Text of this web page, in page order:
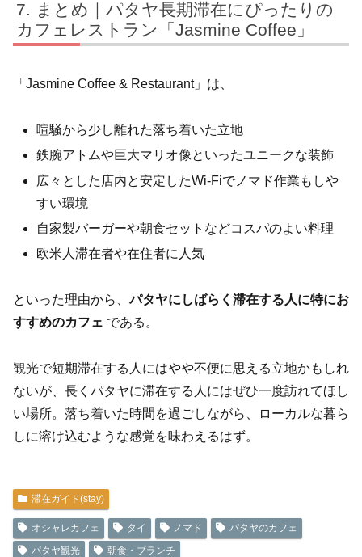
まとめ｜パタヤ長期滞在にぴったりの
カフェレストラン「Jasmine Coffee」
「Jasmine Coffee & Restaurant」は、
喧騒から少し離れた落ち着いた立地
鉄腕アトムや巨大マリオ像といったユニークな装飾
広々とした店内と安定したWi-Fiでノマド作業もしや
すい環境
自家製バーガーや朝食セットなどコスパのよい料理
欧米人滞在者や在住者に人気
といった理由から、パタヤにしばらく滞在する人に特にお
すすめのカフェ である。
観光で短期滞在する人にはやや不便に思える立地かもしれ
ないが、長くパタヤに滞在する人にはぜひ一度訪れてほし
い場所。落ち着いた時間を過ごしながら、ローカルな暮ら
しに溶け込むような感覚を味わえるはず。
滞在ガイド(stay)
オシャレカフェ タイ ノマド
パタヤのカフェ
パタヤ観光
朝食・ブランチ